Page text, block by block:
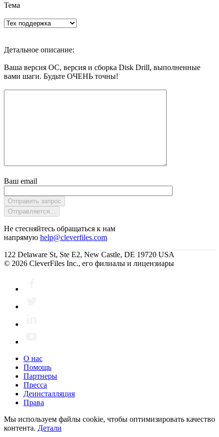
Тема
Детальное описание:
Ваша версия ОС, версия и сборка Disk Drill, выполненные
вами шаги. Будьте ОЧЕНЬ точны!
Ваш email
Не стесняйтесь обращаться к нам
напрямую help@cleverfiles.com
122 Delaware St, Ste E2, New Castle, DE 19720 USA
© 2026 CleverFiles Inc., его филиалы и лицензиары
О нас
Помощь
Партнеры
Пресса
Деинсталляция
Права
Мы используем файлы cookie, чтобы оптимизировать качество
контента. Детали